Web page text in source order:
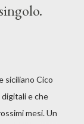
siciliano Cico
e che
mesi. Un